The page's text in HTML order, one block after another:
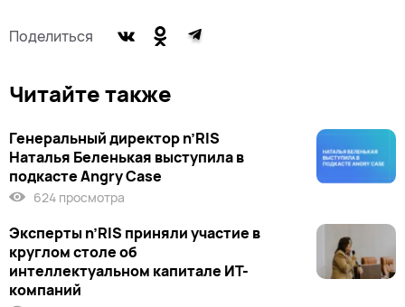
Поделиться
Читайте также
Генеральный директор n’RIS
Наталья Беленькая выступила в
подкасте Angry Case
624 просмотра
Эксперты n’RIS приняли участие в
круглом столе об
интеллектуальном капитале ИТ-
компаний